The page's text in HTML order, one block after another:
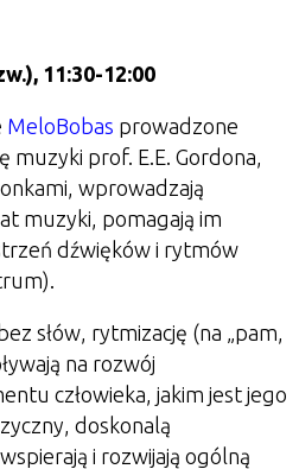
11:30-12:00
MeloBobas prowadzone
muzyki prof. E.E. Gordona,
wprowadzają
muzyki, pomagają im
dźwięków i rytmów
słów, rytmizację (na „pam,
na rozwój
człowieka, jakim jest jego
doskonalą
i rozwijają ogólną